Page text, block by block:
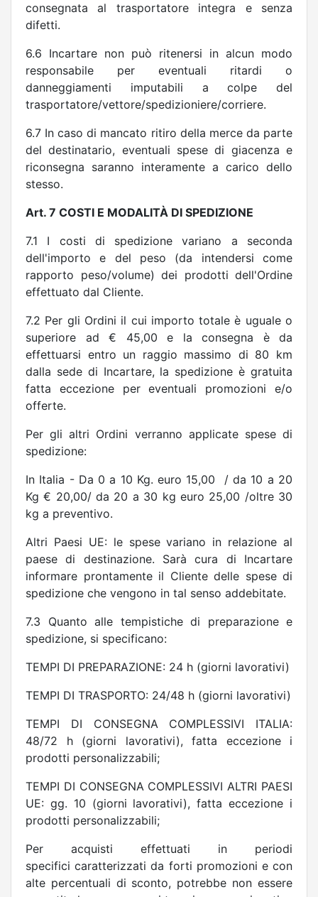
consegnata al trasportatore integra e senza
difetti.
6.6 Incartare non può ritenersi in alcun modo
responsabile per eventuali ritardi o
danneggiamenti imputabili a colpe del
trasportatore/vettore/spedizioniere/corriere.
6.7 In caso di mancato ritiro della merce da parte
del destinatario, eventuali spese di giacenza e
riconsegna saranno interamente a carico dello
stesso.
Art. 7 COSTI E MODALITÀ DI SPEDIZIONE
7.1 I costi di spedizione variano a seconda
dell'importo e del peso (da intendersi come
rapporto peso/volume) dei prodotti dell'Ordine
effettuato dal Cliente.
7.2 Per gli Ordini il cui importo totale è uguale o
superiore ad € 45,00 e la consegna è da
effettuarsi entro un raggio massimo di 80 km
dalla sede di Incartare, la spedizione è gratuita
fatta eccezione per eventuali promozioni e/o
offerte.
Per gli altri Ordini verranno applicate spese di
spedizione:
In Italia - Da 0 a 10 Kg. euro 15,00
/ da 10 a 20
Kg € 20,00/ da 20 a 30 kg euro 25,00 /oltre 30
kg a preventivo.
Altri Paesi UE: le spese variano in relazione al
paese di destinazione. Sarà cura di Incartare
informare prontamente il Cliente delle spese di
spedizione che vengono in tal senso addebitate.
7.3 Quanto alle tempistiche di preparazione e
spedizione, si specificano:
TEMPI DI PREPARAZIONE: 24 h (giorni lavorativi)
TEMPI DI TRASPORTO: 24/48 h (giorni lavorativi)
TEMPI DI CONSEGNA COMPLESSIVI ITALIA:
48/72 h (giorni lavorativi), fatta eccezione i
prodotti personalizzabili;
TEMPI DI CONSEGNA COMPLESSIVI ALTRI PAESI
UE: gg. 10 (giorni lavorativi), fatta eccezione i
prodotti personalizzabili;
Per acquisti effettuati in periodi
specifici caratterizzati da forti promozioni e con
alte percentuali di sconto, potrebbe non essere